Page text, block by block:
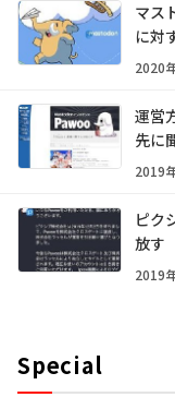
マス
に対
2020
運営
先に
2019
ピク
放す
2019
Special